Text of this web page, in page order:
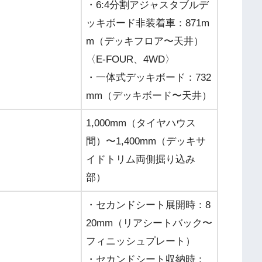
・6:4分割アジャスタブルデ
ッキボード非装着車：871m
m（デッキフロア〜天井）
〈E-FOUR、4WD〉
・一体式デッキボード：732
mm（デッキボード〜天井）
1,000mm（タイヤハウス
間）〜1,400mm（デッキサ
イドトリム両側掘り込み
部）
・セカンドシート展開時：8
20mm（リアシートバック〜
フィニッシュプレート）
・セカンドシート収納時：